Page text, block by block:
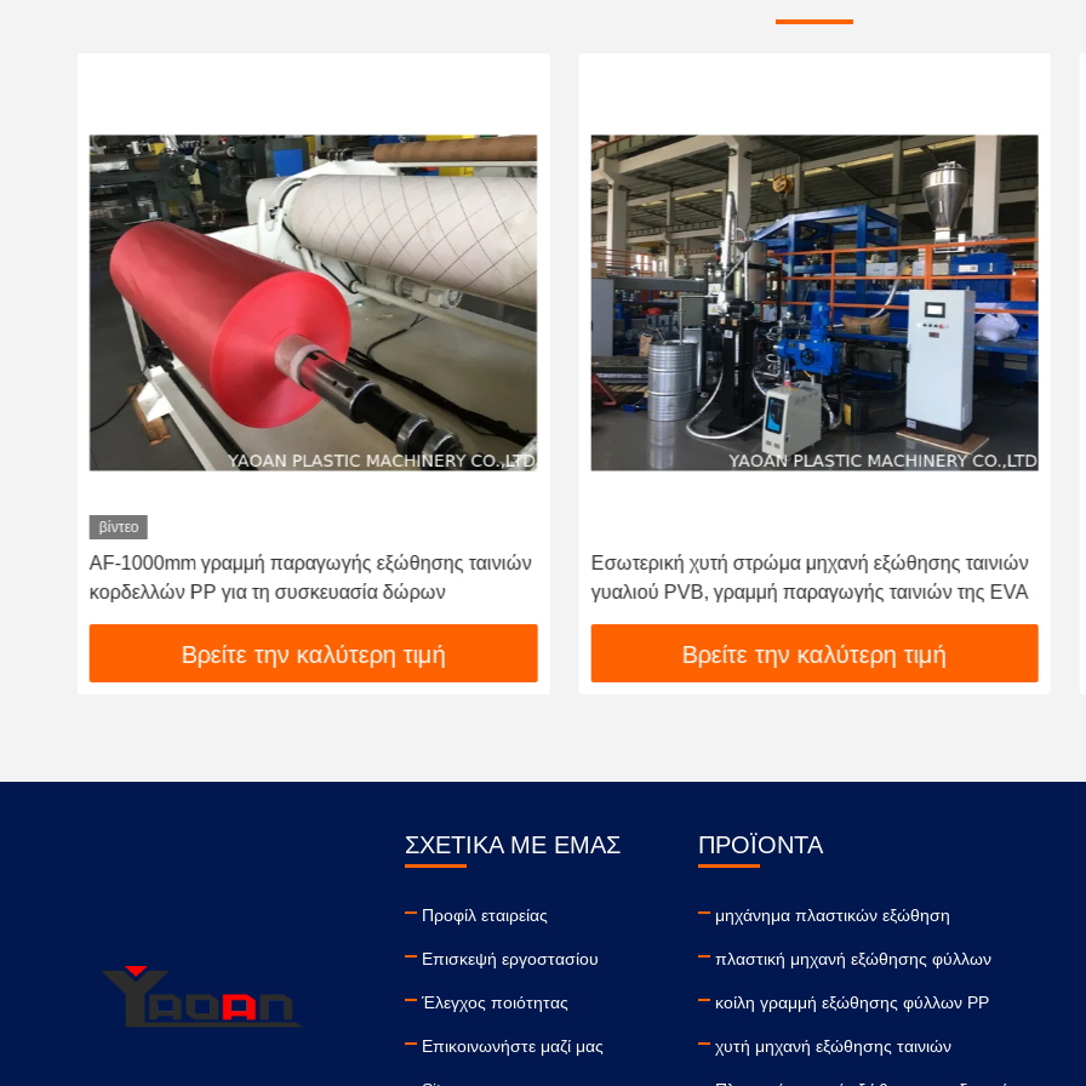
βίντεο
AF-1000mm γραμμή παραγωγής εξώθησης ταινιών
κορδελλών PP για τη συσκευασία δώρων
Βρείτε την καλύτερη τιμή
Εσωτερική χυτή στρώμα μηχανή εξώθησης ταινιών
γυαλιού PVB, γραμμή παραγωγής ταινιών της EVA
Βρείτε την καλύτερη τιμή
ΣΧΕΤΙΚΆ ΜΕ ΕΜΆΣ
Προφίλ εταιρείας
Επισκεψή εργοστασίου
Έλεγχος ποιότητας
Επικοινωνήστε μαζί μας
ΠΡΟΪΌΝΤΑ
μηχάνημα πλαστικών εξώθηση
πλαστική μηχανή εξώθησης φύλλων
κοίλη γραμμή εξώθησης φύλλων PP
χυτή μηχανή εξώθησης ταινιών